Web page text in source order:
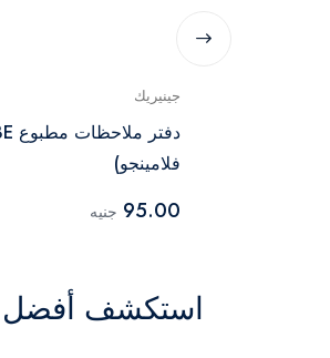
جينيريك
فلامينجو)
95.00 جنيه
استكشف أفضل